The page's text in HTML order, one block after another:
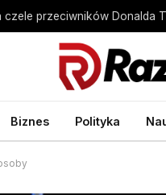
Biznes Polityka